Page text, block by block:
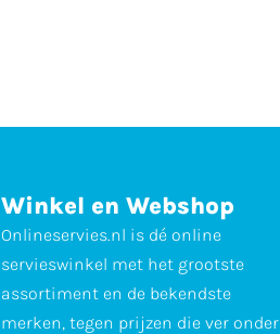
Winkel en Webshop
Onlineservies.nl is dé online
servieswinkel met het grootste
assortiment en de bekendste
merken, tegen prijzen die ver onder